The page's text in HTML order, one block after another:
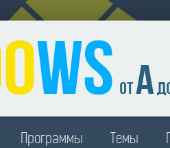
Программы Темы